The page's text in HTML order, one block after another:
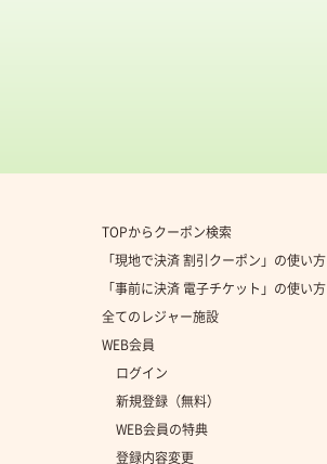
TOPからクーポン検索
「現地で決済 割引クーポン」の使い方
「事前に決済 電子チケット」の使い方
全てのレジャー施設
WEB会員
ログイン
新規登録（無料）
WEB会員の特典
登録内容変更